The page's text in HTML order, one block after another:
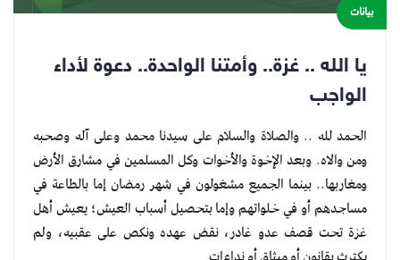
بيانات
يا الله .. غزة.. وأمتنا الواحدة.. دعوة لأداء
الواجب
الحمد لله .. والصلاة والسلام على سيدنا محمد وعلى آله وصحبه
ومن والاه. وبعد الإخوة والأخوات وكل المسلمين في مشارق الأرض
ومغاربها.. بينما الجميع مشغولون في شهر رمضان إما بالطاعة في
مساجدهم أو في خلواتهم وإما بتحصيل أسباب العيش؛ يعيش أهل
غزة تحت قصف عدو غادر، نقض عهده ونكص على عقبيه، ولم